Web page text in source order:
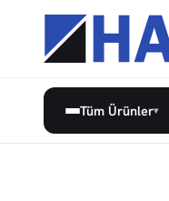
Tüm Ürünler▾